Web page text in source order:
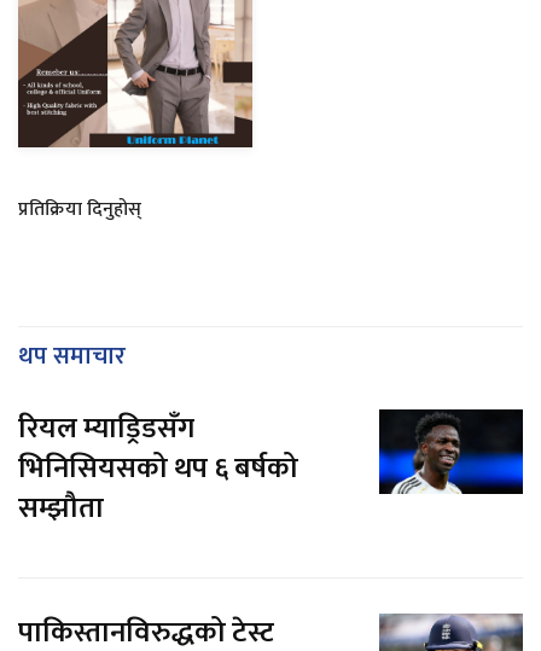
प्रतिक्रिया दिनुहोस्
थप समाचार
रियल म्याड्रिडसँग
भिनिसियसको थप ६ बर्षको
सम्झौता
पाकिस्तानविरुद्धको टेस्ट